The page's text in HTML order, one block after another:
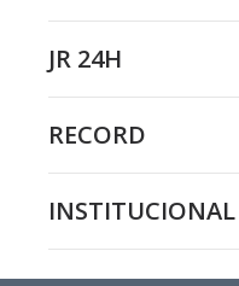
JR 24H
RECORD
INSTITUCIONAL